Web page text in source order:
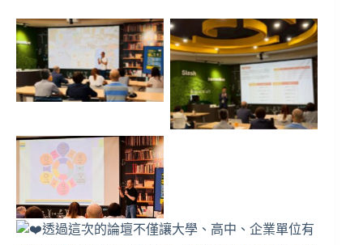
透過這次的論壇不僅讓大學、高中、企業單位有